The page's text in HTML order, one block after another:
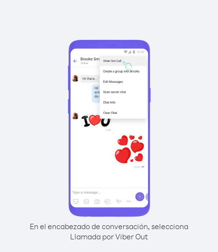
En el encabezado de conversación, selecciona
Llamada por Viber Out